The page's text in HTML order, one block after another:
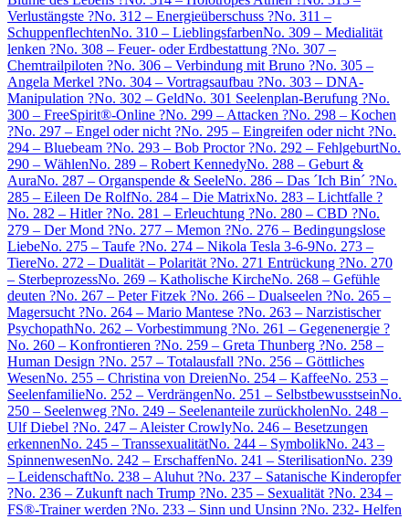
Verlustängste ?No. 312 – Energieüberschuss ?No. 311 –
SchuppenflechtenNo. 310 – LieblingsfarbenNo. 309 – Medialität
lenken ?No. 308 – Feuer- oder Erdbestattung ?No. 307 –
Chemtrailpiloten ?No. 306 – Verbindung mit Bruno ?No. 305 –
Angela Merkel ?No. 304 – Vortragsaufbau ?No. 303 – DNA-
Manipulation ?No. 302 – GeldNo. 301 Seelenplan-Berufung ?No.
300 – FreeSpirit®-Online ?No. 299 – Attacken ?No. 298 – Kochen
?No. 297 – Engel oder nicht ?No. 295 – Eingreifen oder nicht ?No.
294 – Bluebeam ?No. 293 – Bob Proctor ?No. 292 – FehlgeburtNo.
290 – WählenNo. 289 – Robert KennedyNo. 288 – Geburt &
AuraNo. 287 – Organspende & SeeleNo. 286 – Das ´Ich Bin´ ?No.
285 – Eileen De RolfNo. 284 – Die MatrixNo. 283 – Lichtfalle ?
No. 282 – Hitler ?No. 281 – Erleuchtung ?No. 280 – CBD ?No.
279 – Der Mond ?No. 277 – Memon ?No. 276 – Bedingungslose
LiebeNo. 275 – Taufe ?No. 274 – Nikola Tesla 3-6-9No. 273 –
TiereNo. 272 – Dualität – Polarität ?No. 271 Entrückung ?No. 270
– SterbeprozessNo. 269 – Katholische KircheNo. 268 – Gefühle
deuten ?No. 267 – Peter Fitzek ?No. 266 – Dualseelen ?No. 265 –
Magersucht ?No. 264 – Mario Mantese ?No. 263 – Narzistischer
PsychopathNo. 262 – Vorbestimmung ?No. 261 – Gegenenergie ?
No. 260 – Konfrontieren ?No. 259 – Greta Thunberg ?No. 258 –
Human Design ?No. 257 – Totalausfall ?No. 256 – Göttliches
WesenNo. 255 – Christina von DreienNo. 254 – KaffeeNo. 253 –
SeelenfamilieNo. 252 – VerdrängenNo. 251 – SelbstbewusstseinNo.
250 – Seelenweg ?No. 249 – Seelenanteile zurückholenNo. 248 –
Ulf Diebel ?No. 247 – Aleister CrowlyNo. 246 – Besetzungen
erkennenNo. 245 – TranssexualitätNo. 244 – SymbolikNo. 243 –
SpinnenwesenNo. 242 – ErschaffenNo. 241 – SterilisationNo. 239
– LeidenschaftNo. 238 – Aluhut ?No. 237 – Satanische Kinderopfer
?No. 236 – Zukunft nach Trump ?No. 235 – Sexualität ?No. 234 –
FS®-Trainer werden ?No. 233 – Sinn und Unsinn ?No. 232- Helfen